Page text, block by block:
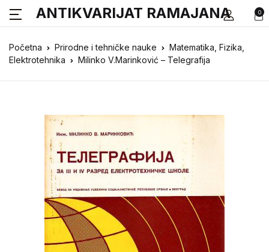
0
ANTIKVARIJAT RAMAJANA
Početna Prirodne i tehničke nauke
Matematika, Fizika,
Elektrotehnika
Milinko V.Marinković – Telegrafija